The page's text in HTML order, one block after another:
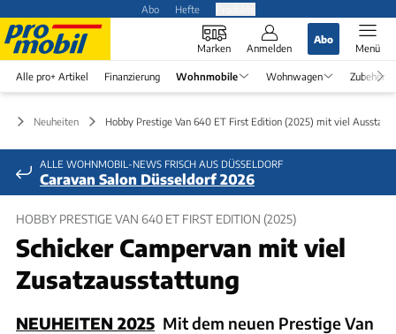
Abo Hefte
Marken Anmelden
Abo
Menü
Alle pro+ Artikel Finanzierung Wohnmobile Wohnwagen Zubehör
Neuheiten Hobby Prestige Van 640 ET First Edition (2025) mit viel
ALLE WOHNMOBIL-NEWS FRISCH AUS DÜSSELDORF
Caravan Salon Düsseldorf 2026
HOBBY PRESTIGE VAN 640 ET FIRST EDITION (2025)
Schicker Campervan mit viel
Zusatzausstattung
NEUHEITEN 2025 Mit dem neuen Prestige Van